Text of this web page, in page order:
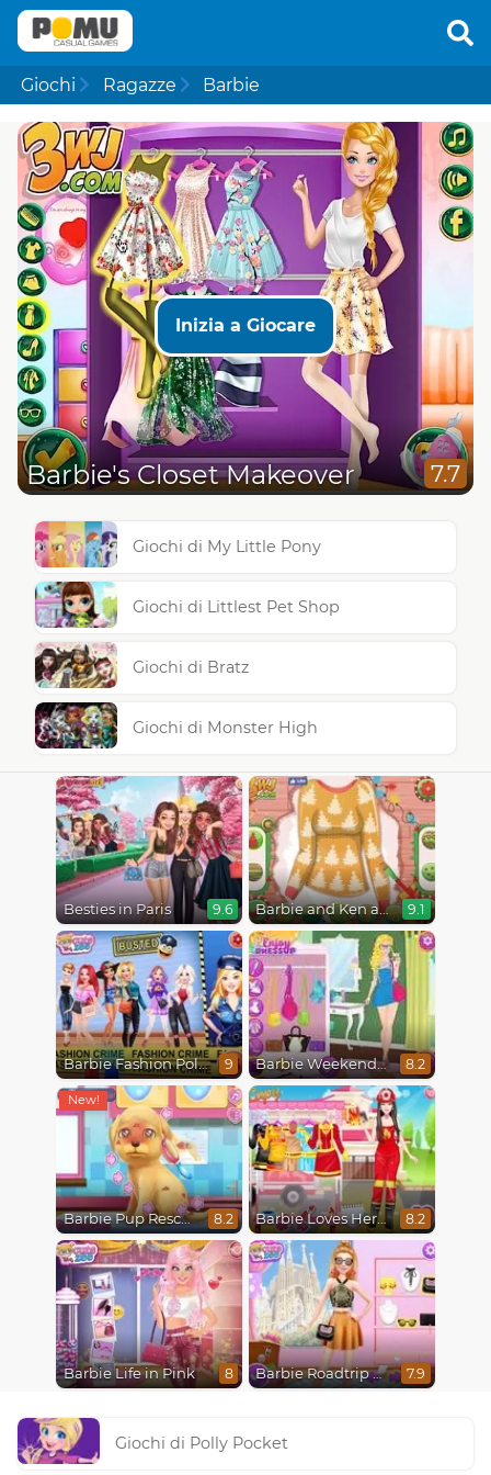
Giochi Ragazze Barbie
Inizia a Giocare
Barbie's Closet Makeover 7.7
Giochi di My Little Pony
Giochi di Littlest Pet Shop
Giochi di Bratz
Giochi di Monster High
Besties in Paris 9.6 Barbie and Ken a Perfect Christmas 9.1
Barbie Fashion Police 9 Barbie Weekend Outfit 8.2
Barbie Pup Rescue 8.2 Barbie Loves Her Job 8.2
Barbie Life in Pink 8 Barbie Roadtrip Adventure 7.9
Giochi di Polly Pocket